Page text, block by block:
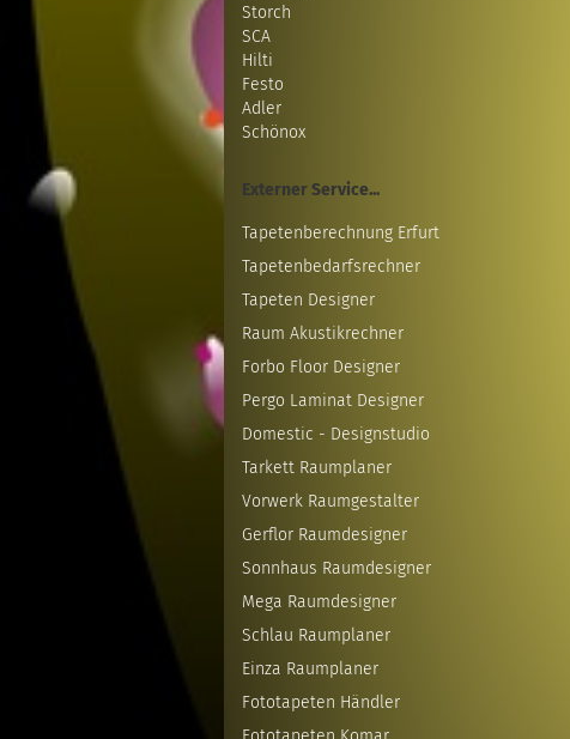
Storch
SCA
Hilti
Festo
Adler
Schönox
Externer Service...
Tapetenberechnung Erfurt
Tapetenbedarfsrechner
Tapeten Designer
Raum Akustikrechner
Forbo Floor Designer
Pergo Laminat Designer
Domestic - Designstudio
Tarkett Raumplaner
Vorwerk Raumgestalter
Gerflor Raumdesigner
Sonnhaus Raumdesigner
Mega Raumdesigner
Schlau Raumplaner
Einza Raumplaner
Fototapeten Händler